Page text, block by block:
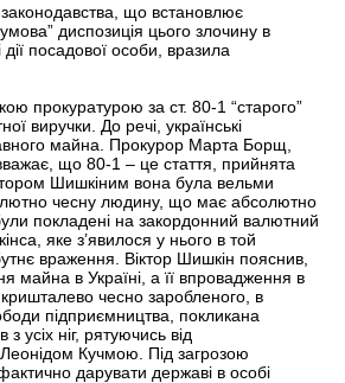
законодавства, що встановлює
диспозиція цього злочину в
посадової особи, вразила
прокуратурою за ст. 80-1 “старого”
виручки. До речі, українські
майна. Прокурор Марта Борщ,
що 80-1 – це стаття, прийнята
Шишкіним вона була вельми
чесну людину, що має абсолютно
покладені на закордонний валютний
яке з’явилося у нього в той
враження. Віктор Шишкін пояснив,
майна в Україні, а її впровадження в
чесно заробленого, в
підприємництва, покликана
усіх ніг, рятуючись від
Леонідом Кучмою. Під загрозою
дарувати державі в особі